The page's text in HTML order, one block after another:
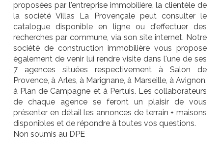
proposées par l'entreprise immobilière, la clientèle de
la société Villas La Provençale peut consulter le
catalogue disponible en ligne ou d'effectuer des
recherches par commune, via son site internet. Notre
société de construction immobilière vous propose
également de venir lui rendre visite dans l'une de ses
7 agences situées respectivement à Salon de
Provence, à Arles, à Marignane, à Marseille, à Avignon,
à Plan de Campagne et à Pertuis. Les collaborateurs
de chaque agence se feront un plaisir de vous
présenter en détail les annonces de terrain + maisons
disponibles et de répondre à toutes vos questions.
Non soumis au DPE